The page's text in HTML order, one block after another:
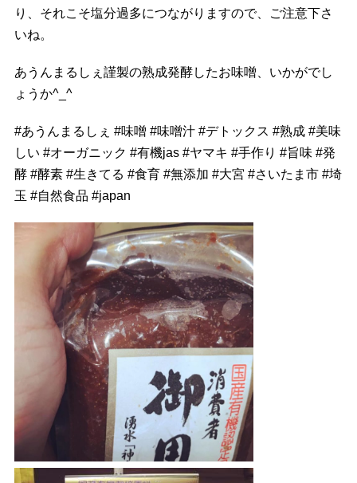
り、それこそ塩分過多につながりますので、ご注意下さ
いね。
あうんまるしぇ謹製の熟成発酵したお味噌、いかがでし
ょうか^_^
#あうんまるしぇ #味噌 #味噌汁 #デトックス #熟成 #美味
しい #オーガニック #有機jas #ヤマキ #手作り #旨味 #発
酵 #酵素 #生きてる #食育 #無添加 #大宮 #さいたま市 #埼
玉 #自然食品 #japan